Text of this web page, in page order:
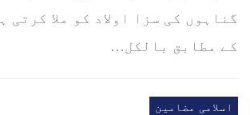
گناہوں کی سزا اولاد کو ملا کرتی
کے مطابق بالکل…
اسلامی مضامین